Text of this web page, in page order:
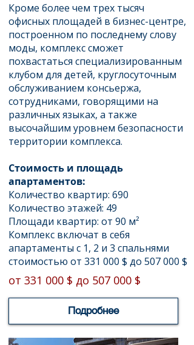
Кроме более чем трех тысяч
офисных площадей в бизнес-центре,
построенном по последнему слову
моды, комплекс сможет
похвастаться специализированным
клубом для детей, круглосуточным
обслуживанием консьержа,
сотрудниками, говорящими на
различных языках, а также
высочайшим уровнем безопасности
территории комплекса.
Стоимость и площадь
апартаментов:
Количество квартир: 690
Количество этажей: 49
Площади квартир: от 90 м²
Комплекс включат в себя
апартаменты с 1, 2 и 3 спальнями
стоимостью от 331 000 $ до 507 000 $
от 331 000 $ до 507 000 $
Подробнее